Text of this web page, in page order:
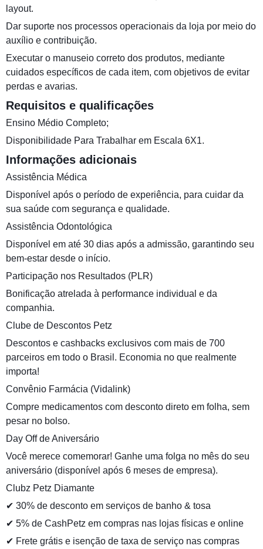
layout.
Dar suporte nos processos operacionais da loja por meio do
auxílio e contribuição.
Executar o manuseio correto dos produtos, mediante
cuidados específicos de cada item, com objetivos de evitar
perdas e avarias.
Requisitos e qualificações
Ensino Médio Completo;
Disponibilidade Para Trabalhar em Escala 6X1.
Informações adicionais
Assistência Médica
Disponível após o período de experiência, para cuidar da
sua saúde com segurança e qualidade.
Assistência Odontológica
Disponível em até 30 dias após a admissão, garantindo seu
bem-estar desde o início.
Participação nos Resultados (PLR)
Bonificação atrelada à performance individual e da
companhia.
Clube de Descontos Petz
Descontos e cashbacks exclusivos com mais de 700
parceiros em todo o Brasil. Economia no que realmente
importa!
Convênio Farmácia (Vidalink)
Compre medicamentos com desconto direto em folha, sem
pesar no bolso.
Day Off de Aniversário
Você merece comemorar! Ganhe uma folga no mês do seu
aniversário (disponível após 6 meses de empresa).
Clubz Petz Diamante
✔ 30% de desconto em serviços de banho & tosa
✔ 5% de CashPetz em compras nas lojas físicas e online
✔ Frete grátis e isenção de taxa de serviço nas compras